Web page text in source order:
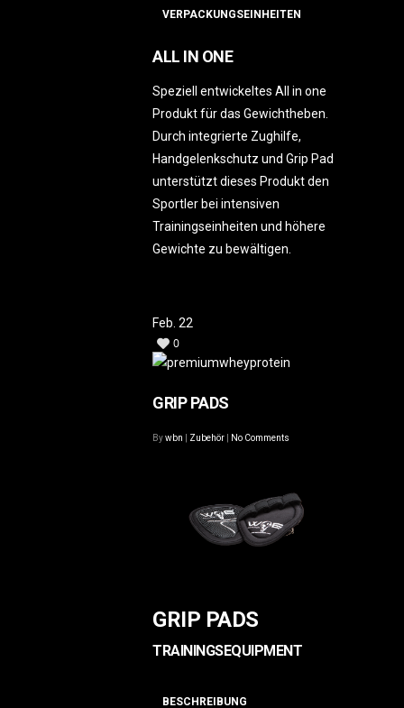
VERPACKUNGSEINHEITEN
ALL IN ONE
Speziell entwickeltes All in one
Produkt für das Gewichtheben.
Durch integrierte Zughilfe,
Handgelenkschutz und Grip Pad
unterstützt dieses Produkt den
Sportler bei intensiven
Trainingseinheiten und höhere
Gewichte zu bewältigen.
Feb. 22
0
GRIP PADS
Bywbn Zubehör No Comments
GRIP PADS
TRAININGSEQUIPMENT
BESCHREIBUNG